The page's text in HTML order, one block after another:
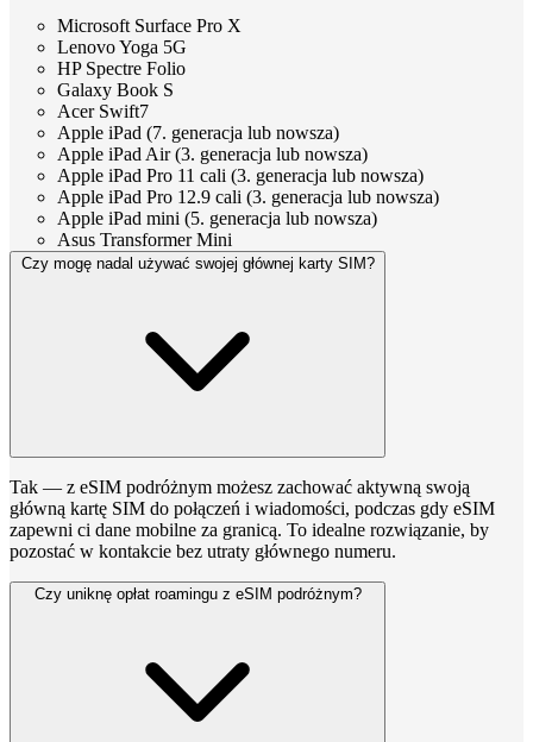
Microsoft Surface Pro X
Lenovo Yoga 5G
HP Spectre Folio
Galaxy Book S
Acer Swift7
Apple iPad (7. generacja lub nowsza)
Apple iPad Air (3. generacja lub nowsza)
Apple iPad Pro 11 cali (3. generacja lub nowsza)
Apple iPad Pro 12.9 cali (3. generacja lub nowsza)
Apple iPad mini (5. generacja lub nowsza)
Asus Transformer Mini
Czy mogę nadal używać swojej głównej karty SIM?
Tak — z eSIM podróżnym możesz zachować aktywną swoją
główną kartę SIM do połączeń i wiadomości, podczas gdy eSIM
zapewni ci dane mobilne za granicą. To idealne rozwiązanie, by
pozostać w kontakcie bez utraty głównego numeru.
Czy uniknę opłat roamingu z eSIM podróżnym?